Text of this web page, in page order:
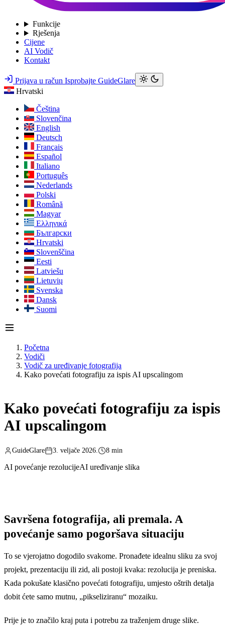
Funkcije
Rješenja
Cijene
AI Vodič
Kontakt
Prijava u račun Isprobajte GuideGlare
Hrvatski
Čeština
Slovenčina
English
Deutsch
Français
Español
Italiano
Português
Nederlands
Polski
Română
Magyar
Ελληνικά
Български
Hrvatski
Slovenščina
Eesti
Latviešu
Lietuvių
Svenska
Dansk
Suomi
Početna
Vodiči
Vodič za uređivanje fotografija
Kako povećati fotografiju za ispis AI upscalingom
Kako povećati fotografiju za ispis
AI upscalingom
GuideGlare 3. veljače 2026. 8 min
AI povećanje rezolucijeAI uređivanje slika
Savršena fotografija, ali premala. A
povećanje samo pogoršava situaciju
To se vjerojatno dogodilo svakome. Pronađete idealnu sliku za svoj
projekt, prezentaciju ili zid, ali postoji kvaka: rezolucija je preniska.
Kada pokušate klasično povećati fotografiju, umjesto oštrih detalja
dobit ćete samo mutnu, „pikseliziranu“ mozaiku.
Prije je to značilo kraj puta i potrebu za traženjem druge slike.